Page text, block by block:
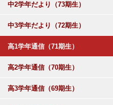
中2学年だより（73期生）
中3学年だより（72期生）
高1学年通信（71期生）
高2学年通信（70期生）
高3学年通信（69期生）